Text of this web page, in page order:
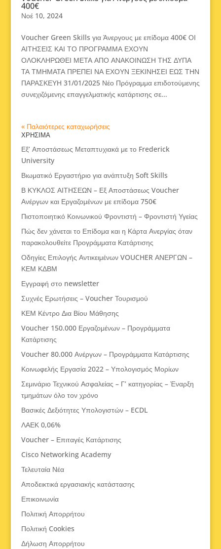
400€
Νοέ 10, 2024
Voucher Green Skills για Άνεργους με επίδομα 400€ ΟΙ
ΑΙΤΗΣΕΙΣ ΚΑΙ ΤΟ ΠΡΟΓΡΑΜΜΑ ΕΧΟΥΝ
ΟΛΟΚΛΗΡΩΘΕΙ ΜΕΤΑ ΑΠΟ ΑΝΑΚΟΙΝΩΣΗ ΤΗΣ ΔΥΠΑ
ΤΑ ΤΜΗΜΑΤΑ ΠΡΕΠΕΙ ΝΑ ΕΧΟΥΝ ΞΕΚΙΝΗΣΕΙ ΕΩΣ ΤΗΝ
ΠΑΡΑΣΚΕΥΗ 31/01/2025 Νέο Πρόγραμμα επιδοτούμενης
συνεχιζόμενης επαγγελματικής κατάρτισης σε...
« Παλαιότερες καταχωρήσεις
ΧΡΗΣΙΜΑ
Εξ’ Αποστάσεως Μεταπτυχιακά με το Frederick
University
Βιωματικό Εργαστήριο για ανάπτυξη Soft Skills
Β ΚΥΚΛΟΣ ΑΙΤΗΣΕΩΝ – Εξ Αποστάσεως Voucher
Ανέργων και Εργαζομένων με επίδομα 750€
Πιστοποιητικό Κοινωνικού Φροντιστή – Φροντιστή Υγείας
Πώς δεν χάνεται το Επίδομα και η Κάρτα Ανεργίας όταν
παρακολουθείτε Προγράμματα Κατάρτισης
Οδηγίες Επιλογής Αντικειμένων VOUCHER ΑΝΕΡΓΩΝ –
ΚΕΜ ΚΔΒΜ
Εγγραφή στο newsletter
Συχνές Ερωτήσεις – Voucher Τουρισμού
ΚΕΜ Κέντρο Δια Βίου Μάθησης
Voucher 150.000 Εργαζομένων – Προγράμματα
Κατάρτισης
Voucher 80.000 Ανέργων – Προγράμματα Κατάρτισης
Κοινωφελής Εργασία 2022 – Υπολογισμός Μορίων
Σεμινάριο Τεχνικού Ασφαλείας – Γ’ κατηγορίας – Έναρξη
τμημάτων όλο τον χρόνο
Βασικές Δεξιότητες Υπολογιστών – ECDL
ΛΑΕΚ 0,06%
Voucher – Επιταγές Κατάρτισης
Cisco Networking Academy
Τελευταία Νέα
Αποδεικτικά εργασιακής κατάστασης
Επικοινωνία
Πολιτική Απορρήτου
Πολιτική Cookies
Δήλωση Απορρήτου